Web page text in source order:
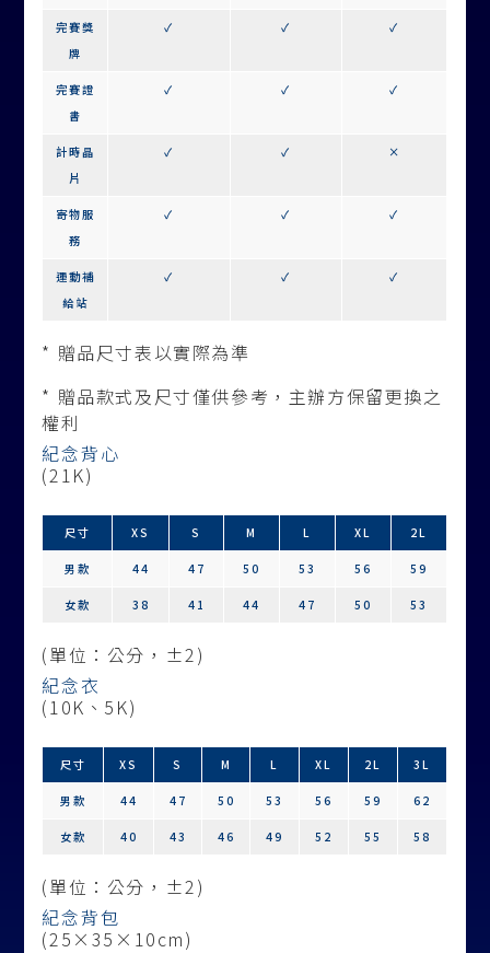
完賽獎
牌
✓ ✓ ✓
完賽證
書
✓ ✓ ✓
計時晶
片
✓ ✓ ×
寄物服
務
✓ ✓ ✓
運動補
給站
✓ ✓ ✓
* 贈品尺寸表以實際為準
* 贈品款式及尺寸僅供參考，主辦方保留更換之
權利
紀念背心
(21K)
尺寸 XS S M L XL 2L
男款 44 47 50 53 56 59
女款 38 41 44 47 50 53
(單位：公分，±2)
紀念衣
(10K、5K)
尺寸 XS S M L XL 2L 3L
男款 44 47 50 53 56 59 62
女款 40 43 46 49 52 55 58
(單位：公分，±2)
紀念背包
(25×35×10cm)